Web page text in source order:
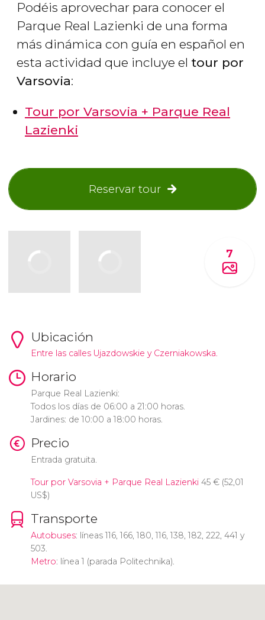
Podéis aprovechar para conocer el
Parque Real Lazienki de una forma
más dinámica con guía en español en
esta actividad que incluye el tour por
Varsovia:
Tour por Varsovia + Parque Real
Lazienki
Reservar tour
7
Ubicación
Entre las calles Ujazdowskie y Czerniakowska.
Horario
Parque Real Lazienki:
Todos los días de 06:00 a 21:00 horas.
Jardines: de 10:00 a 18:00 horas.
Precio
Entrada gratuita.
Tour por Varsovia + Parque Real Lazienki45 €(52,01
US$)
Transporte
Autobuses: líneas 116, 166, 180, 116, 138, 182, 222, 441 y
503.
Metro: línea 1 (parada Politechnika).